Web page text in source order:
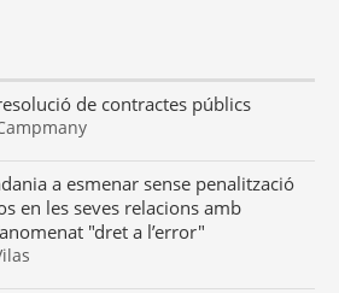
de contractes públics
a esmenar sense penalització
en les seves relacions amb
"dret a l’error"